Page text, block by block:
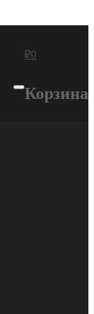
₽0
Корзина